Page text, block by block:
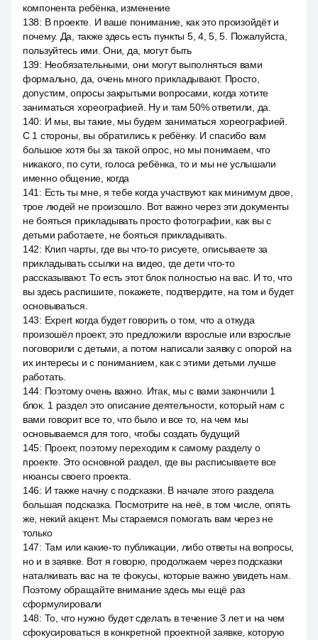
компонента ребёнка, изменение
138: В проекте. И ваше понимание, как это произойдёт и
почему. Да, также здесь есть пункты 5, 4, 5, 5. Пожалуйста,
пользуйтесь ими. Они, да, могут быть
139: Необязательными, они могут выполняться вами
формально, да, очень много прикладывают. Просто,
допустим, опросы закрытыми вопросами, когда хотите
заниматься хореографией. Ну и там 50% ответили, да.
140: И мы, вы такие, мы будем заниматься хореографией.
С 1 стороны, вы обратились к ребёнку. И спасибо вам
большое хотя бы за такой опрос, но мы понимаем, что
никакого, по сути, голоса ребёнка, то и мы не услышали
именно общение, когда
141 : Есть ты мне, я тебе когда участвуют как минимум двое,
трое людей не произошло. Вот важно через эти документы
не бояться прикладывать просто фотографии, как вы с
детьми работаете, не бояться прикладывать.
142: Клип чарты, где вы что-то рисуете, описываете за
прикладывать ссылки на видео, где дети что-то
рассказывают. То есть этот блок полностью на вас. И то, что
вы здесь распишите, покажете, подтвердите, на том и будет
основываться.
143: Expert когда будет говорить о том, что а откуда
произошёл проект, это предложили взрослые или взрослые
поговорили с детьми, а потом написали заявку с опорой на
их интересы и с пониманием, как с этими детьми лучше
работать.
144: Поэтому очень важно. Итак, мы с вами закончили 1
блок. 1 раздел это описание деятельности, который нам с
вами говорит все то, что было и все то, на чем мы
основываемся для того, чтобы создать будущий
145: Проект, поэтому переходим к самому разделу о
проекте. Это основной раздел, где вы расписываете все
нюансы своего проекта.
146: И также начну с подсказки. В начале этого раздела
большая подсказка. Посмотрите на неё, в том числе, опять
же, некий акцент. Мы стараемся помогать вам через не
только
147: Там или какие-то публикации, либо ответы на вопросы,
но и в заявке. Вот я говорю, продолжаем через подсказки
наталкивать вас на те фокусы, которые важно увидеть нам.
Поэтому обращайте внимание здесь мы ещё раз
сформулировали
148: То, что нужно будет сделать в течение 3 лет и на чем
сфокусироваться в конкретной проектной заявке, которую